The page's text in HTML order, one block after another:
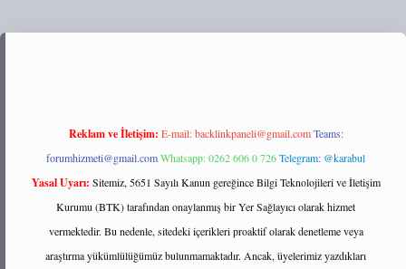
tulipbett.net/
Reklam ve İletişim: E-mail:backlinkpaneli@gmail.com Teams:
forumhizmeti@gmail.comWhatsapp: 0262 606 0 726Telegram: @karabul
Yasal Uyarı: Sitemiz, 5651 Sayılı Kanun gereğince Bilgi Teknolojileri ve İletişim
Kurumu (BTK) tarafından onaylanmış bir Yer Sağlayıcı olarak hizmet
vermektedir. Bu nedenle, sitedeki içerikleri proaktif olarak denetleme veya
araştırma yükümlülüğümüz bulunmamaktadır. Ancak, üyelerimiz yazdıkları